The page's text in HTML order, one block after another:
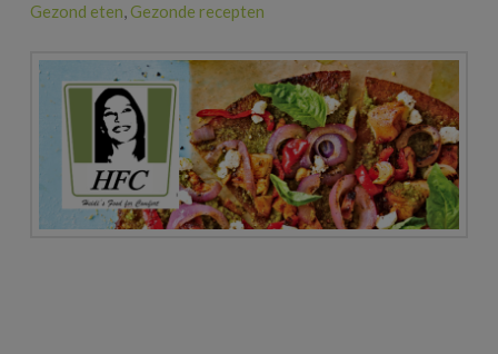
Gezond eten,Gezonde recepten